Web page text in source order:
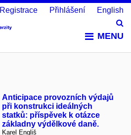
MENU
Registrace Přihlášení English
Anticipace provozních výdajů
při konstrukci ideálných
statků: příspěvek k otázce
základny výdělkové daně.
Karel Engliš